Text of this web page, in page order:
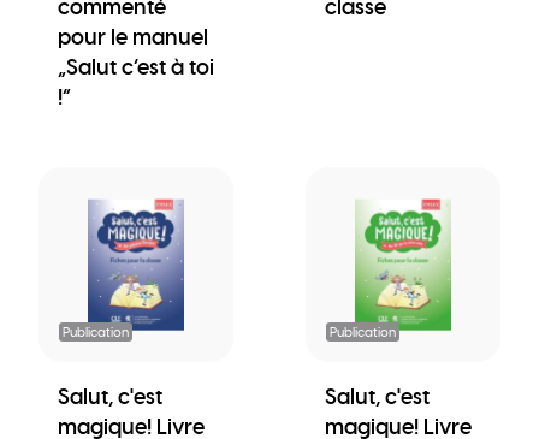
commenté
pour le manuel
„Salut c’est à toi
!“
classe
Publication
Salut, c'est
magique! Livre
Publication
Salut, c'est
magique! Livre